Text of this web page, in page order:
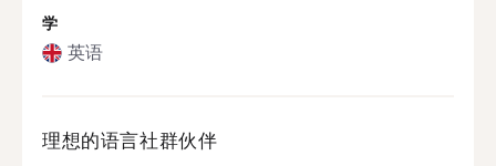
学
英语
理想的语言社群伙伴